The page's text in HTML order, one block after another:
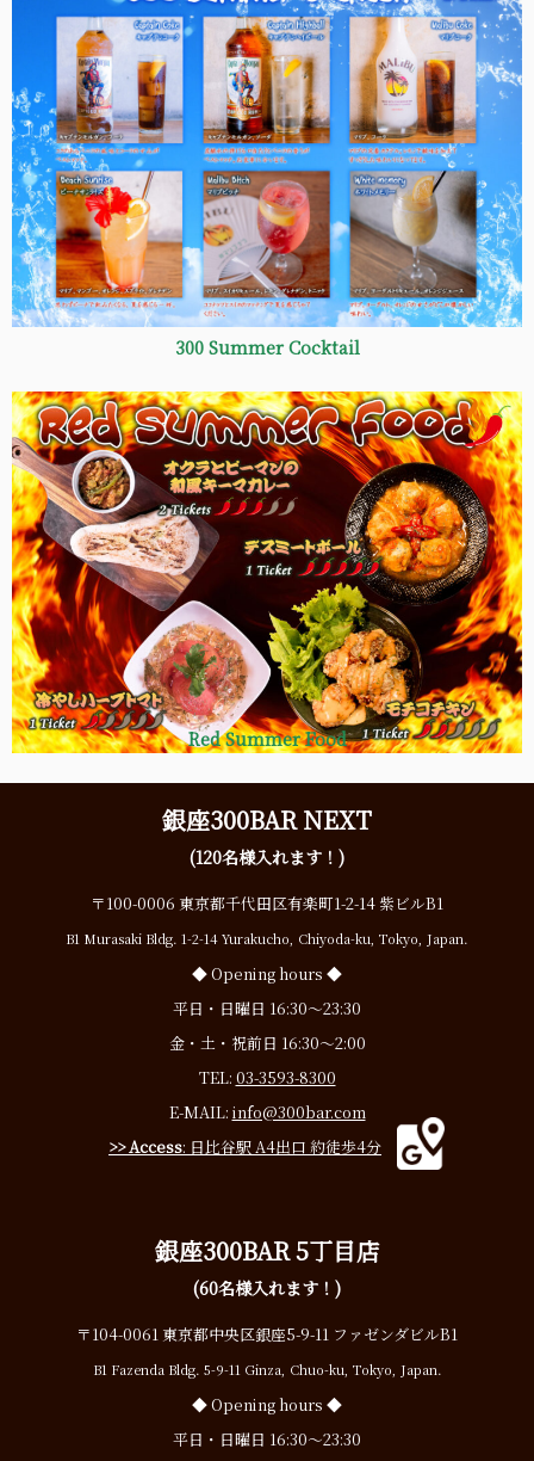
300 Summer Cocktail
Red Summer Food
銀座300BAR NEXT
(120名様入れます！)
〒100-0006 東京都千代田区有楽町1-2-14 紫ビルB1
B1 Murasaki Bldg. 1-2-14 Yurakucho, Chiyoda-ku, Tokyo, Japan.
◆ Opening hours ◆
平日・日曜日 16:30〜23:30
金・土・祝前日 16:30〜2:00
TEL: 03-3593-8300
E-MAIL: info@300bar.com
>> Access: 日比谷駅 A4出口 約徒歩4分
銀座300BAR 5丁目店
(60名様入れます！)
〒104-0061 東京都中央区銀座5-9-11 ファゼンダビルB1
B1 Fazenda Bldg. 5-9-11 Ginza, Chuo-ku, Tokyo, Japan.
◆ Opening hours ◆
平日・日曜日 16:30〜23:30